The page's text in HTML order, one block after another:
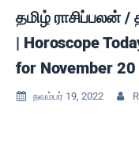
தமிழ் ராசிப்பலன் /
| Horoscope
for November
 நவம்பர் 19, 2022 